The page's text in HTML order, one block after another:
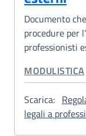
Documento
procedure per
professionisti
CATEGORIA
MODULISTICA
Scarica:
legali a